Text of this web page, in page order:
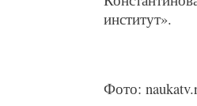
институт».
Фото: